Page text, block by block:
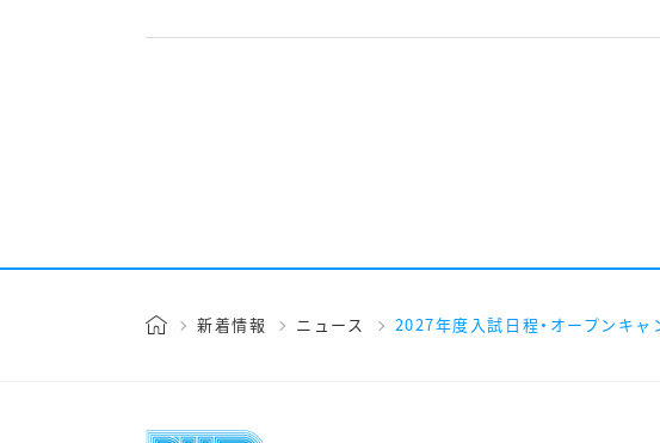
新着情報 ニュース 2027年度入試日程・オープンキ